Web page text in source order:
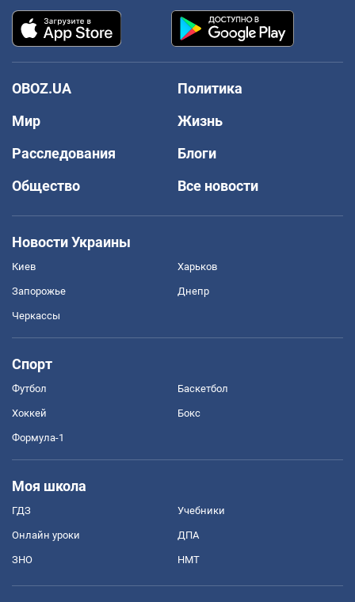
OBOZ.UA
Политика
Мир
Жизнь
Расследования
Блоги
Общество
Все новости
Новости Украины
Киев Харьков
Запорожье Днепр
Черкассы
Спорт
Футбол Баскетбол
Хоккей Бокс
Формула-1
Моя школа
ГДЗ Учебники
Онлайн уроки ДПА
ЗНО НМТ